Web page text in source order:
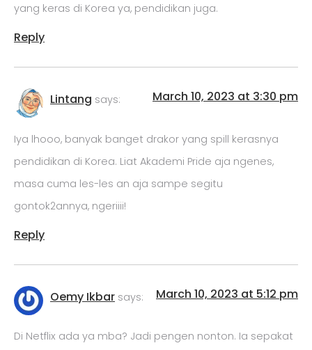
yang keras di Korea ya, pendidikan juga.
Reply
Lintang says: March 10, 2023 at 3:30 pm
Iya lhooo, banyak banget drakor yang spill kerasnya
pendidikan di Korea. Liat Akademi Pride aja ngenes,
masa cuma les-les an aja sampe segitu
gontok2annya, ngeriiii!
Reply
Oemy Ikbar says: March 10, 2023 at 5:12 pm
Di Netflix ada ya mba? Jadi pengen nonton. Ia sepakat